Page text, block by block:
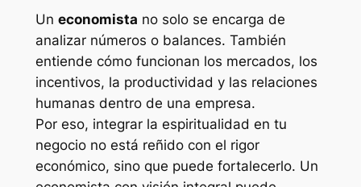
Un economista no solo se encarga de
analizar números o balances. También
entiende cómo funcionan los mercados, los
incentivos, la productividad y las relaciones
humanas dentro de una empresa.
Por eso, integrar la espiritualidad en tu
negocio no está reñido con el rigor
económico, sino que puede fortalecerlo. Un